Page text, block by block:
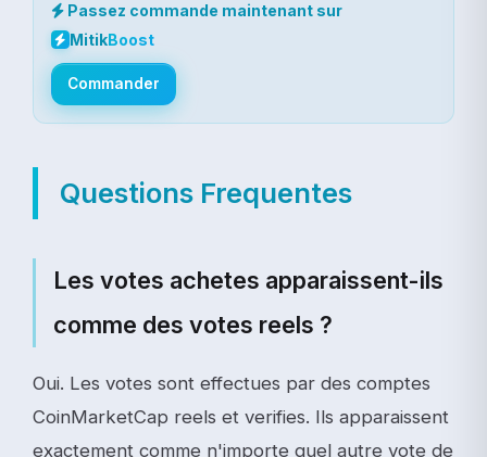
Passez commande maintenant sur
MitikBoost
Commander
Questions Frequentes
Les votes achetes apparaissent-ils
comme des votes reels ?
Oui. Les votes sont effectues par des comptes
CoinMarketCap reels et verifies. Ils apparaissent
exactement comme n'importe quel autre vote de